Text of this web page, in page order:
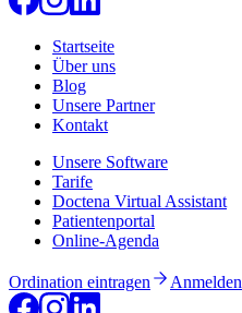
Startseite
Über uns
Blog
Unsere Partner
Kontakt
Unsere Software
Tarife
Doctena Virtual Assistant
Patientenportal
Online-Agenda
Ordination eintragen Anmelden